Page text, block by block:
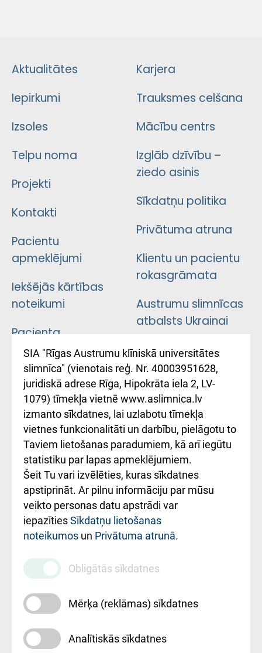
Aktualitātes
Iepirkumi
Izsoles
Telpu noma
Projekti
Kontakti
Pacientu
apmeklējumi
Iekšējās kārtības
noteikumi
Pacienta
atsauksmju/sūdzību
iesniegšanas
kārtība
Kā pie mums nokļūt
Rēķinu apmaksas
ceļvedis
Rekvizīti un
ārstniecības
iestādes kods
010000234
Maksas
pakalpojumu
cenrādis
Karjera
Trauksmes celšana
Mācību centrs
Izglāb dzīvību –
ziedo asinis
Sīkdatņu politika
Privātuma atruna
Klientu un pacientu
rokasgrāmata
Austrumu slimnīcas
atbalsts Ukrainai
Підтримка Східної
лікарні та співпраця з
Україною
SIA "Rīgas Austrumu klīniskā universitātes
slimnīca" (vienotais reģ. Nr. 40003951628,
juridiskā adrese Rīga, Hipokrāta iela 2, LV-
1079) tīmekļa vietnē www.aslimnica.lv
izmanto sīkdatnes, lai uzlabotu tīmekļa
vietnes funkcionalitāti un darbību, pielāgotu to
Taviem lietošanas paradumiem, kā arī iegūtu
statistiku par lapas apmeklējumiem.
Šeit Tu vari izvēlēties, kuras sīkdatnes
apstiprināt. Ar pilnu informāciju par mūsu
veikto personas datu apstrādi var
iepazītiesSīkdatņu lietošanas
noteikumos un Privātuma atrunā.
Obligātās sīkdatnes
Mērķa (reklāmas) sīkdatnes
Analītiskās sīkdatnes